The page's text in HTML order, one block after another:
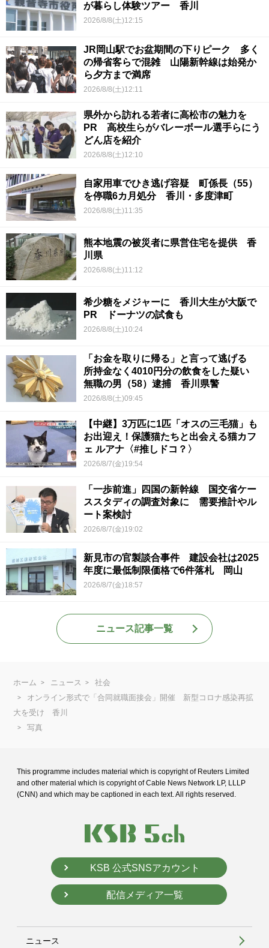
が暮らし体験ツアー 香川
2026/8/8(土)12:15
JR岡山駅でお盆期間の下りピーク 多く
の帰省客らで混雑 山陽新幹線は始発か
ら夕方まで満席
2026/8/8(土)12:11
県外から訪れる若者に高松市の魅力を
PR 高校生らがバレーボール選手らにう
どん店を紹介
2026/8/8(土)12:10
自家用車でひき逃げ容疑 町係長（55）
を停職6カ月処分 香川・多度津町
2026/8/8(土)11:35
熊本地震の被災者に県営住宅を提供 香
川県
2026/8/8(土)11:12
希少糖をメジャーに 香川大生が大阪で
PR ドーナツの試食も
2026/8/8(土)10:24
「お金を取りに帰る」と言って逃げる
所持金なく4010円分の飲食をした疑い
無職の男（58）逮捕 香川県警
2026/8/8(土)09:45
【中継】3万匹に1匹「オスの三毛猫」も
お出迎え！保護猫たちと出会える猫カフ
ェ ルアナ〈#推しドコ？〉
2026/8/7(金)19:54
「一歩前進」四国の新幹線 国交省ケー
ススタディの調査対象に 需要推計やル
ート案検討
2026/8/7(金)19:02
新見市の官製談合事件 建設会社は2025
年度に最低制限価格で6件落札 岡山
2026/8/7(金)18:57
ニュース記事一覧
ホーム ニュース
社会
オンライン形式で「合同就職面接会」開催 新型コロナ感染再拡
大を受け 香川
写真
This programme includes material which is copyright of Reuters Limited
and other material which is copyright of Cable News Network LP, LLLP
(CNN) and which may be captioned in each text. All rights reserved.
KSB 公式SNSアカウント
配信メディア一覧
ニュース